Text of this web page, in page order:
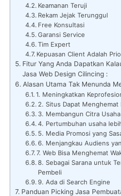
Keamanan Teruji
Rekam Jejak Terunggul
Free Konsultasi
Garansi Service
Tim Expert
Kepuasan Client Adalah
Fitur Yang Anda Dapatkan
Jasa Web Design Cilincing :
Alasan Utama Tak Menunda
1. Meningkatkan
2. Situs Dapat Menghemat
3. Membangun Citra Usaha
4. Pertumbuhan usaha
5. Media Promosi yang
6. Menjangkau Audiens
7. Web Bisa Menghemat
8. Sebagai Sarana untuk
Pembeli
9. Ada di Search Engine
Panduan Picking Jasa